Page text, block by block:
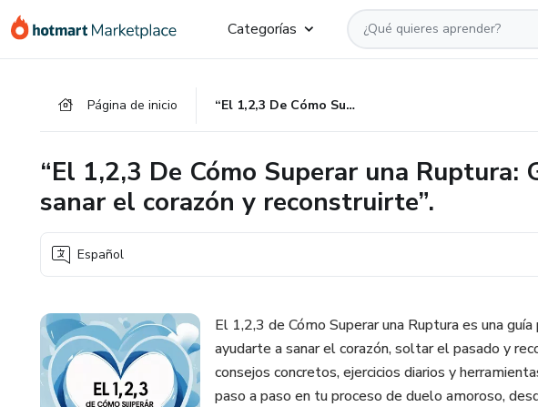
Categorías
Página de inicio “El 1,2,3 De Cómo Superar una Ruptura: Guía práctica para sanar el corazón y reconstruirte”.
“El 1,2,3 De Cómo Superar una Ruptura:
sanar el corazón y reconstruirte”.
Español
El 1,2,3 de Cómo Superar una Ruptura es una
ayudarte a sanar el corazón, soltar el pasado y
consejos concretos, ejercicios diarios y
paso a paso en tu proceso de duelo amoroso,